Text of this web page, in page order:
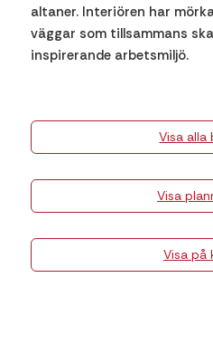
altaner. Interiören har
väggar som tillsammans
inspirerande arbetsmiljö.
Visa alla
Visa
Visa på